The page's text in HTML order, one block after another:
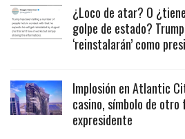
¿Loco de atar? O
golpe de estado?
‘reinstalarán’ como
Implosión en Atlantic
casino, símbolo de otro
expresidente